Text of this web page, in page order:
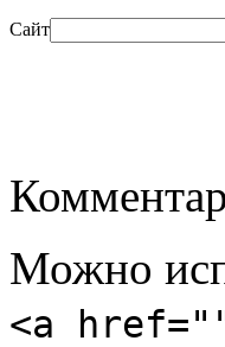
Сайт
Можно
<a